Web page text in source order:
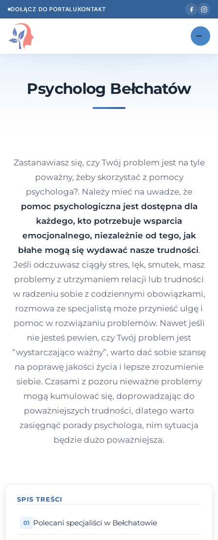
DOŁĄCZ DO PORTALUKONTAKT
GabinetyNOWOŚĆ
Dawka wiedzy
Dla specjalistów
Kontakt
Dołącz do portalu
Psycholog Bełchatów
Zastanawiasz się, czy Twój problem jest na tyle
poważny, żeby skorzystać z pomocy
psychologa?. Należy mieć na uwadze, że
pomoc psychologiczna jest dostępna dla
każdego, kto potrzebuje wsparcia
emocjonalnego, niezależnie od tego, jak
błahe mogą się wydawać nasze trudności.
Jeśli odczuwasz ciągły stres, lęk, smutek, masz
problemy z utrzymaniem relacji lub trudności
w radzeniu sobie z codziennymi obowiązkami,
rozmowa ze specjalistą może przynieść ulgę i
pomoc w rozwiązaniu problemów. Nawet jeśli
nie jesteś pewien, czy Twój problem jest
“wystarczająco ważny”, warto dać sobie szansę
na poprawę jakości życia i lepsze zrozumienie
siebie. Czasami z pozoru nieważne problemy
mogą kumulować się, doprowadzając do
poważniejszych trudności, dlatego warto
zasięgnąć porady psychologa, nim sytuacja
będzie dużo poważniejsza.
SPIS TREŚCI
Polecani specjaliści w Bełchatowie